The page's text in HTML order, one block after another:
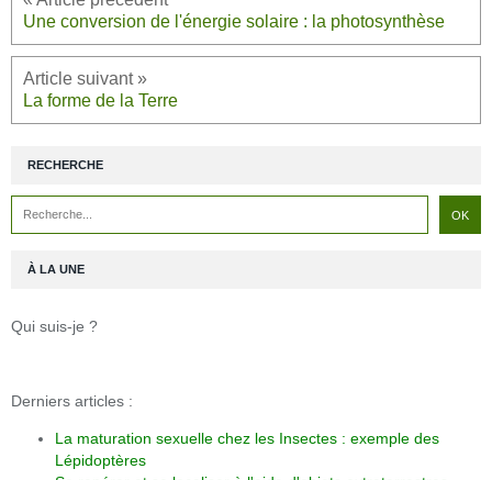
Une conversion de l'énergie solaire : la photosynthèse
La forme de la Terre
RECHERCHE
À LA UNE
Qui suis-je ?
Derniers articles :
La maturation sexuelle chez les Insectes : exemple des
Lépidoptères